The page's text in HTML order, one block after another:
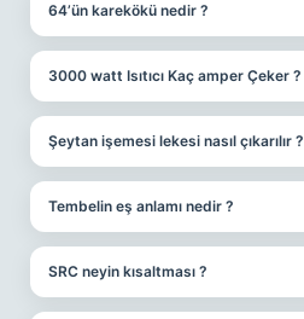
64’ün karekökü nedir ?
3000 watt Isıtıcı Kaç amper Çeker ?
Şeytan işemesi lekesi nasıl çıkarılır ?
Tembelin eş anlamı nedir ?
SRC neyin kısaltması ?